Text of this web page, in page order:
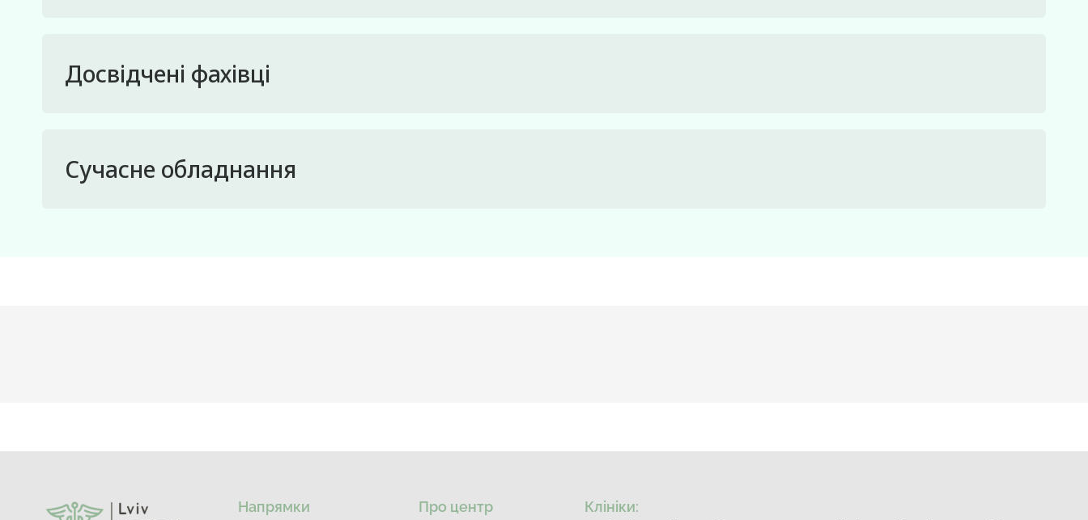
Досвідчені фахівці
Сучасне обладнання
Напрямки Про центр Клініки: